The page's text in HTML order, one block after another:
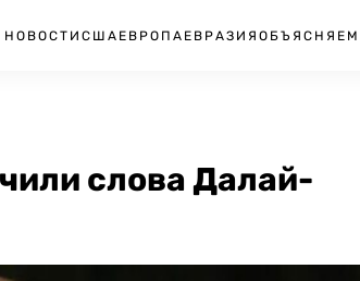
НОВОСТИ США ЕВРОПА ЕВРАЗИЯ ОБЪЯСНЯЕМ
слова Далай-